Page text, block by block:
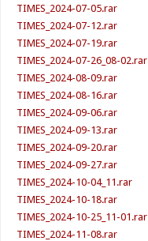
TIMES_2024-07-05.rar
TIMES_2024-07-12.rar
TIMES_2024-07-19.rar
TIMES_2024-07-26_08-02.rar
TIMES_2024-08-09.rar
TIMES_2024-08-16.rar
TIMES_2024-09-06.rar
TIMES_2024-09-13.rar
TIMES_2024-09-20.rar
TIMES_2024-09-27.rar
TIMES_2024-10-04_11.rar
TIMES_2024-10-18.rar
TIMES_2024-10-25_11-01.rar
TIMES_2024-11-08.rar